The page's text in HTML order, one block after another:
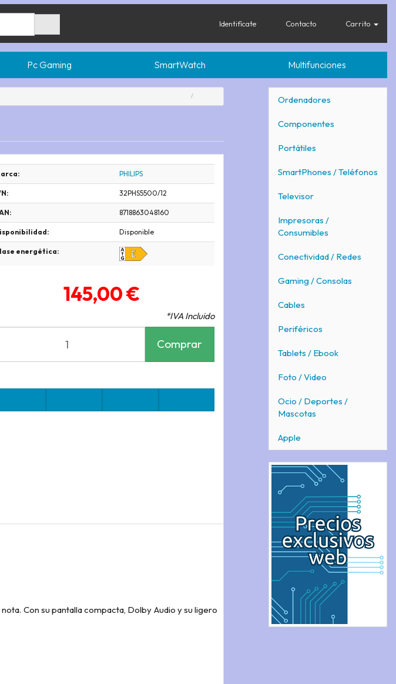
Identifícate Contacto Carrito
Pc Gaming SmartWatch Multifunciones
Ordenadores
Componentes
Portátiles
SmartPhones / Teléfonos
Televisor
Impresoras /
Consumibles
Conectividad / Redes
Gaming / Consolas
Cables
Periféricos
Tablets / Ebook
Foto / Video
Ocio / Deportes /
Mascotas
Apple
PHILIPS
32PHS5500/12
8718863048160
Disponible
energética:
145,00 €
*IVA Incluido
Comprar
Con su pantalla compacta, Dolby Audio y su ligero